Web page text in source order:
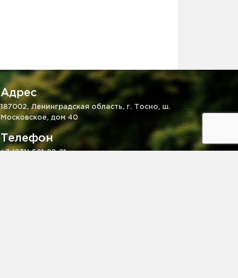
Адрес
187002, Ленинградская область, г. Тосно, ш.
Московское, дом 40
Телефон
+7 (931) 521-28-81